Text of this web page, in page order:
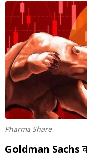
ट्रेंडिंग
बिजनेस
न्यूज
वीडियो
म्यूचुअल
फंड
Pharma Share
Goldman Sachs